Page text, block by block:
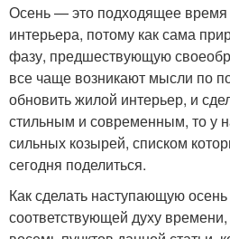
Осень — это подходящее
интерьера, потому как сама
фазу, предшествующую
все чаще возникают мысли по
обновить жилой интерьер, и
стильным и современным, то у
сильных козырей, списком
сегодня поделиться.
Как сделать наступающую
соответствующей духу